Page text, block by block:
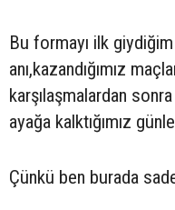
Bu formayı ilk giydiğim
anı,kazandığımız
karşılaşmalardan
ayağa kalktığımız
Çünkü ben burada